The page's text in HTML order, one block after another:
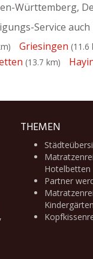
Württemberg,
Service
Griesingen (11.6
(13.7 km)
THEMEN
Hotelbetten
Partner